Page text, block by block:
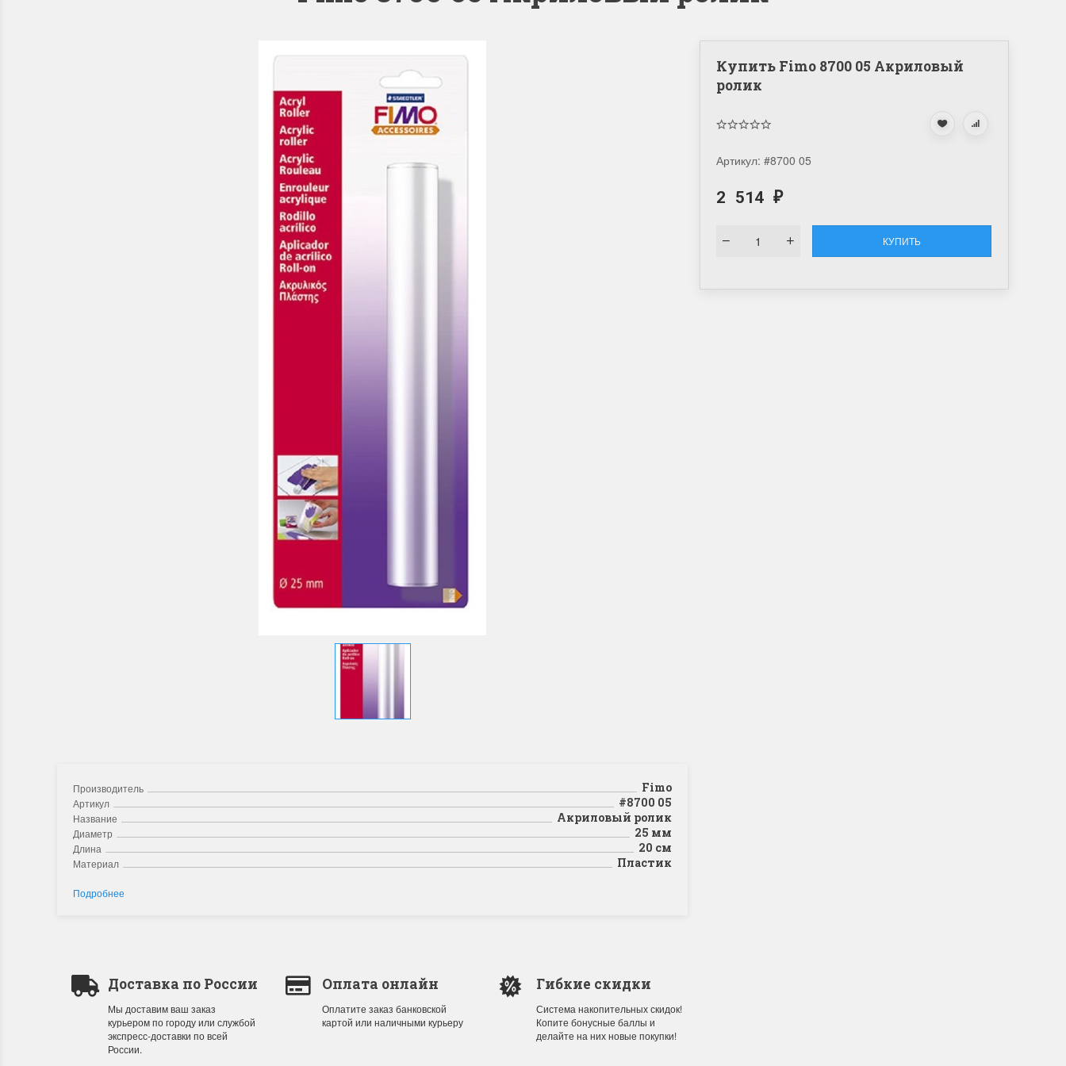
Производитель Fimo
Артикул #8700 05
Название Акриловый ролик
Диаметр 25 мм
Длина 20 см
Материал Пластик
Подробнее
Доставка по России
Мы доставим ваш заказ
курьером по городу или службой
экспресс-доставки по всей
России.
Оплата онлайн
Оплатите заказ банковской
картой или наличными курьеру
Гибкие скидки
Система накопительных скидок!
Копите бонусные баллы и
делайте на них новые покупки!
Купить Fimo 8700 05 Акриловый
ролик
Артикул: #8700 05
2 514 ₽
КУПИТЬ